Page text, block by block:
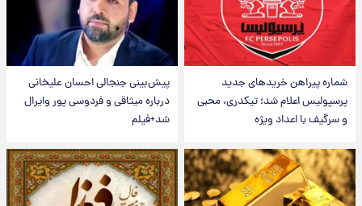
شماره پیراهن خریدهای جدید
پرسپولیس اعلام شد؛ تیکدری، محبی
و سرگیف با اعداد ویژه
پیش‌بینی جنجالی احسان علیخانی
درباره میثاقی و فردوسی پور وایرال
شد+فیلم